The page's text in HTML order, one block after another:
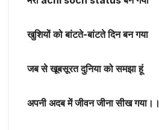
खुशियों को बांटते-बांटते दिन बन गया
जब से खूबसूरत दुनिया को समझा हूं
अपनी अदब में जीवन जीना सीख गया।।